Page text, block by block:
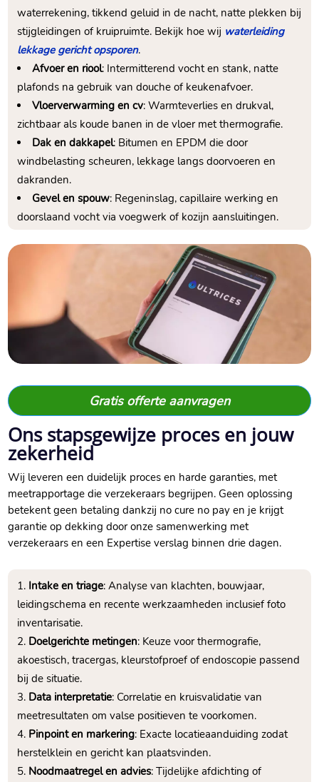
waterrekening, tikkend geluid in de nacht, natte plekken bij
stijgleidingen of kruipruimte.​ Bekijk hoe wij waterleiding
lekkage gericht opsporen.​
Afvoer en riool: Intermitterend vocht en stank, natte
plafonds na gebruik van douche of keukenafvoer.​
Vloerverwarming en cv: Warmteverlies en drukval,
zichtbaar als koude banen in de vloer met thermografie.​
Dak en dakkapel: Bitumen en EPDM die door
windbelasting scheuren, lekkage langs doorvoeren en
dakranden.​
Gevel en spouw: Regeninslag, capillaire werking en
doorslaand vocht via voegwerk of kozijn aansluitingen.​
Gratis offerte aanvragen
Ons stapsgewijze proces en jouw
zekerheid
Wij leveren een duidelijk proces en harde garanties, met
meetrapportage die verzekeraars begrijpen.​ Geen oplossing
betekent geen betaling dankzij no cure no pay en je krijgt
garantie op dekking door onze samenwerking met
verzekeraars en een Expertise verslag binnen drie dagen.​
Intake en triage: Analyse van klachten, bouwjaar,
leidingschema en recente werkzaamheden inclusief foto
inventarisatie.​
Doelgerichte metingen: Keuze voor thermografie,
akoestisch, tracergas, kleurstofproef of endoscopie passend
bij de situatie.​
Data interpretatie: Correlatie en kruisvalidatie van
meetresultaten om valse positieven te voorkomen.​
Pinpoint en markering: Exacte locatieaanduiding zodat
herstelklein en gericht kan plaatsvinden.​
Noodmaatregel en advies: Tijdelijke afdichting of